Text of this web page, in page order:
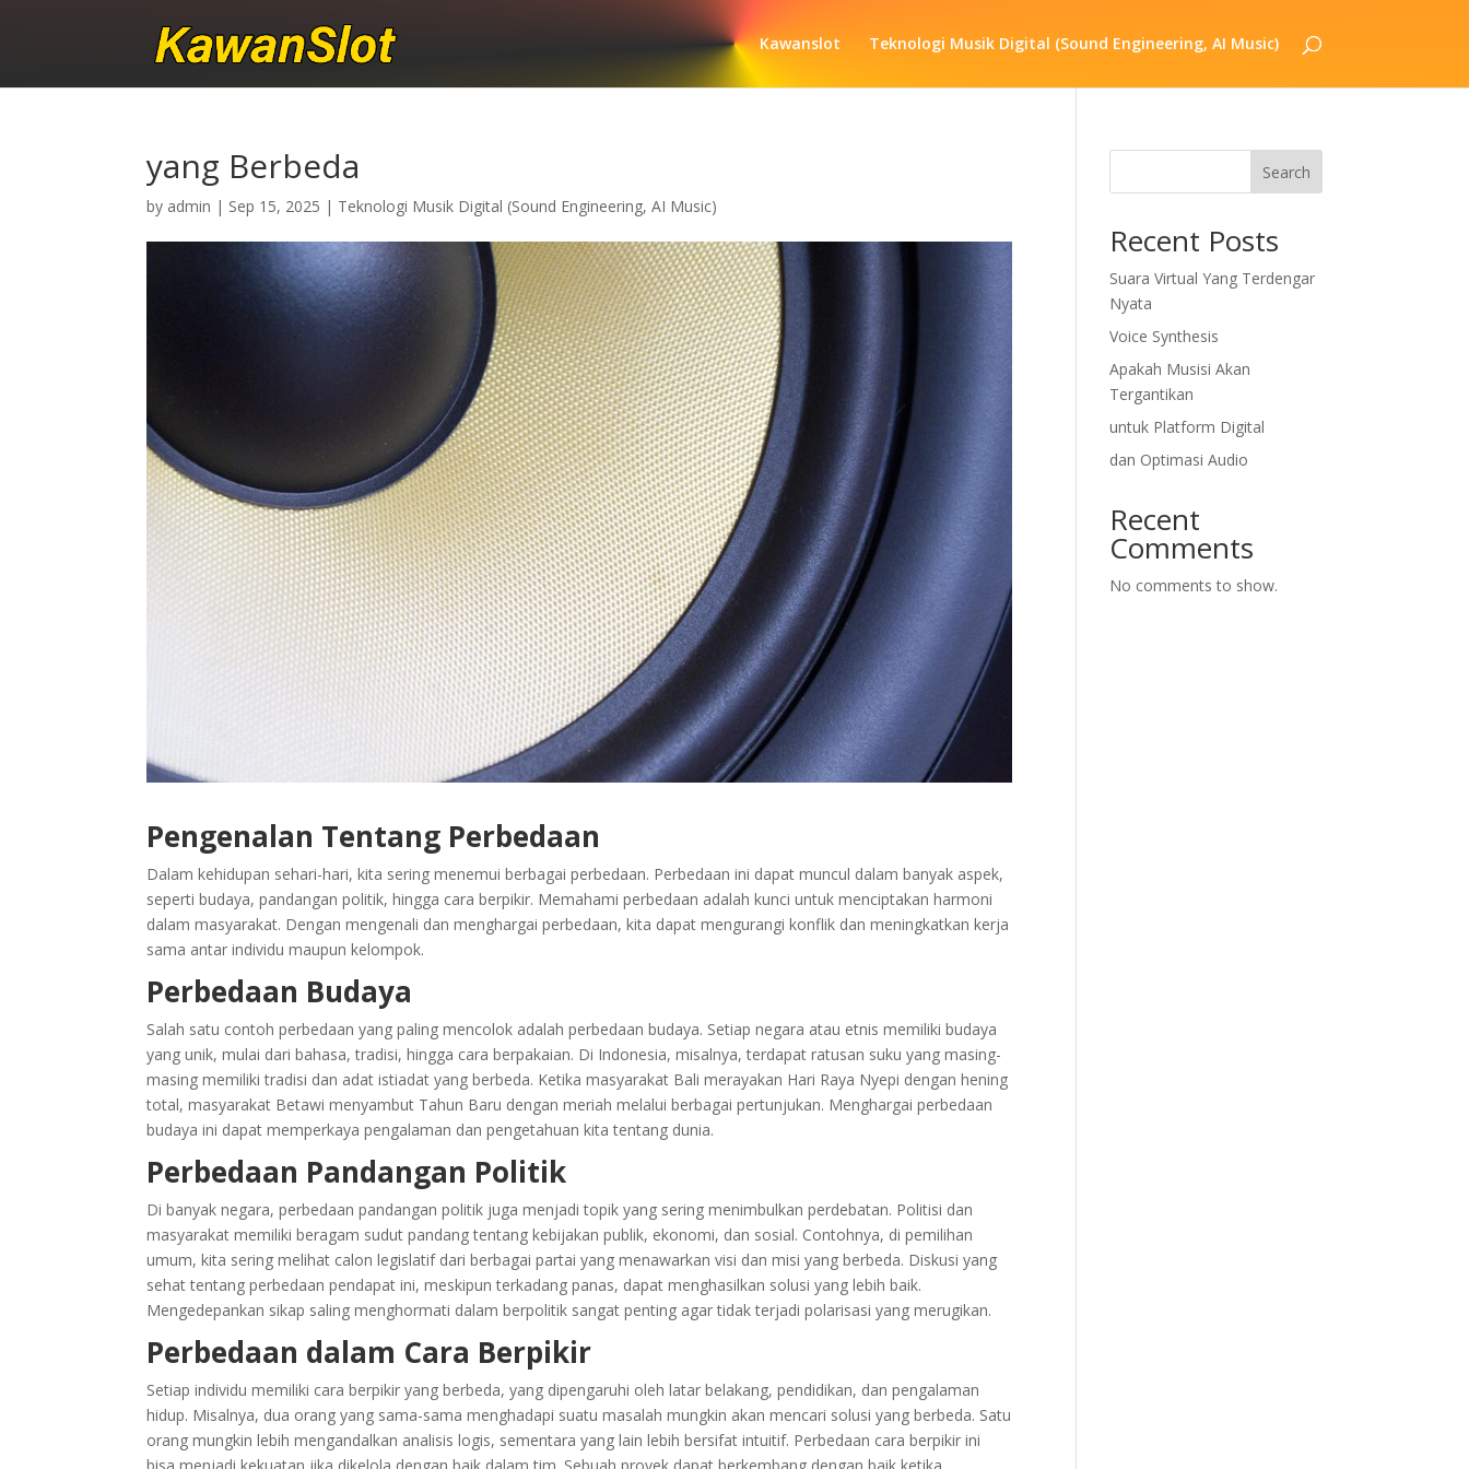
Kawanslot Teknologi Musik Digital (Sound Engineering, AI Music)
yang Berbeda
by admin | Sep 15, 2025 | Teknologi Musik Digital (Sound Engineering, AI Music)
Pengenalan Tentang Perbedaan
Dalam kehidupan sehari-hari, kita sering menemui berbagai perbedaan. Perbedaan ini dapat muncul dalam banyak aspek,
seperti budaya, pandangan politik, hingga cara berpikir. Memahami perbedaan adalah kunci untuk menciptakan harmoni
dalam masyarakat. Dengan mengenali dan menghargai perbedaan, kita dapat mengurangi konflik dan meningkatkan kerja
sama antar individu maupun kelompok.
Perbedaan Budaya
Salah satu contoh perbedaan yang paling mencolok adalah perbedaan budaya. Setiap negara atau etnis memiliki budaya
yang unik, mulai dari bahasa, tradisi, hingga cara berpakaian. Di Indonesia, misalnya, terdapat ratusan suku yang masing-
masing memiliki tradisi dan adat istiadat yang berbeda. Ketika masyarakat Bali merayakan Hari Raya Nyepi dengan hening
total, masyarakat Betawi menyambut Tahun Baru dengan meriah melalui berbagai pertunjukan. Menghargai perbedaan
budaya ini dapat memperkaya pengalaman dan pengetahuan kita tentang dunia.
Perbedaan Pandangan Politik
Di banyak negara, perbedaan pandangan politik juga menjadi topik yang sering menimbulkan perdebatan. Politisi dan
masyarakat memiliki beragam sudut pandang tentang kebijakan publik, ekonomi, dan sosial. Contohnya, di pemilihan
umum, kita sering melihat calon legislatif dari berbagai partai yang menawarkan visi dan misi yang berbeda. Diskusi yang
sehat tentang perbedaan pendapat ini, meskipun terkadang panas, dapat menghasilkan solusi yang lebih baik.
Mengedepankan sikap saling menghormati dalam berpolitik sangat penting agar tidak terjadi polarisasi yang merugikan.
Perbedaan dalam Cara Berpikir
Setiap individu memiliki cara berpikir yang berbeda, yang dipengaruhi oleh latar belakang, pendidikan, dan pengalaman
hidup. Misalnya, dua orang yang sama-sama menghadapi suatu masalah mungkin akan mencari solusi yang berbeda. Satu
orang mungkin lebih mengandalkan analisis logis, sementara yang lain lebih bersifat intuitif. Perbedaan cara berpikir ini
Search
Recent Posts
Suara Virtual Yang Terdengar
Nyata
Voice Synthesis
Apakah Musisi Akan
Tergantikan
untuk Platform Digital
dan Optimasi Audio
Recent
Comments
No comments to show.